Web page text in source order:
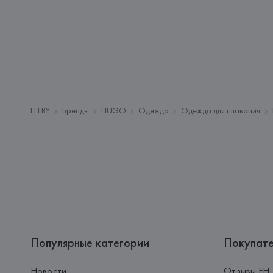
FH.BY Бренды HUGO Одежда Одежда для плавания
Популярные категории